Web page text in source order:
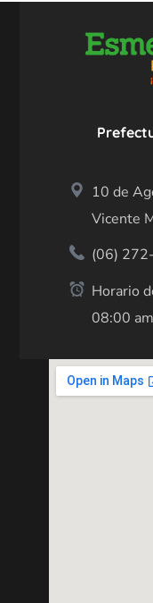
10 de
Vicente
(06)
Horario
08:00